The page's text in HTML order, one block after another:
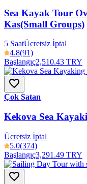
Sea Kayak Tour
Kas(Small Groups)
5 SaatÜcretsiz İptal
4.8(91)
Başlangıç2,510.43 TRY
Çok Satan
Kekova Sea
Ücretsiz İptal
5.0(374)
Başlangıç3,291.49 TRY